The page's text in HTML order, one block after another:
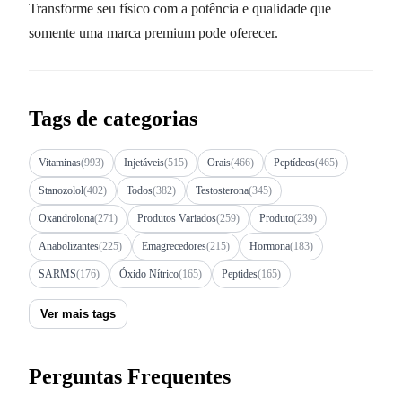
Transforme seu físico com a potência e qualidade que
somente uma marca premium pode oferecer.
Tags de categorias
Vitaminas(993) Injetáveis(515) Orais(466) Peptídeos(465)
Stanozolol(402) Todos(382) Testosterona(345)
Oxandrolona(271) Produtos Variados(259) Produto(239)
Anabolizantes(225) Emagrecedores(215) Hormona(183)
SARMS(176) Óxido Nítrico(165) Peptides(165)
Ver mais tags
Perguntas Frequentes